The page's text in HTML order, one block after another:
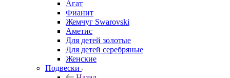
Агат
Фианит
Жемчуг Swarovski
Аметис
Для детей золотые
Для детей серебряные
Женские
Подвески